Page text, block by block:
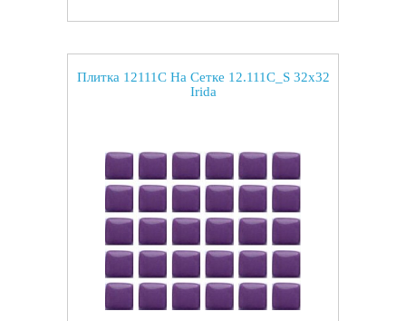
Плитка 12111C На Сетке 12.111C_S 32x32
Irida